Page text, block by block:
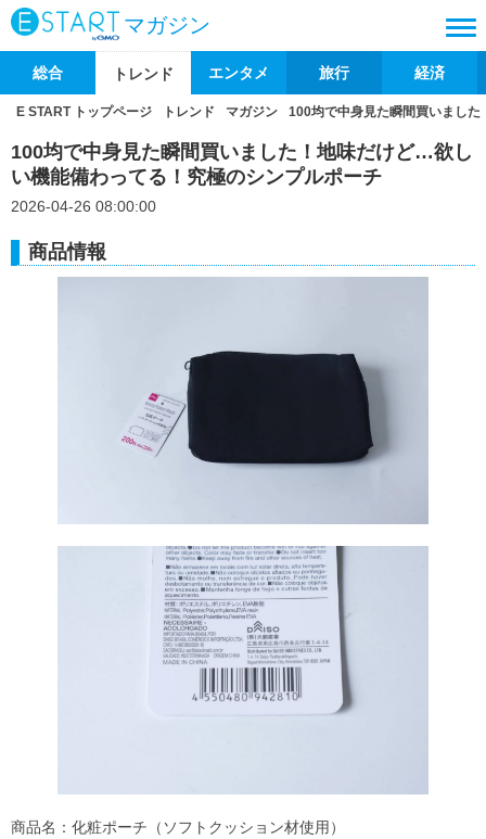
マガジン
総合 トレンド エンタメ 旅行 経済
E START トップページ トレンド マガジン 100均で中身見た瞬間買いまし
100均で中身見た瞬間買いました！地味だけど…欲し
い機能備わってる！究極のシンプルポーチ
2026-04-26 08:00:00
商品情報
商品名：化粧ポーチ（ソフトクッション材使用）